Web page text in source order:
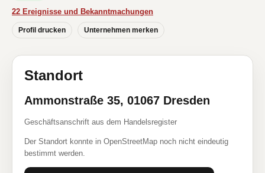
22 Ereignisse und Bekanntmachungen
Profil drucken Unternehmen merken
Standort
Ammonstraße 35, 01067 Dresden
Geschäftsanschrift aus dem Handelsregister
Der Standort konnte in OpenStreetMap noch nicht eindeutig
bestimmt werden.